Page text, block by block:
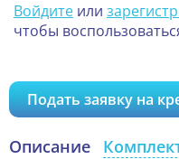
Войдите или
чтобы
Подать заявку на
Описание